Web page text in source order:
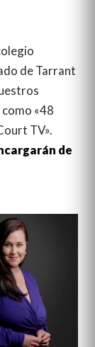
de Tarrant
«48
TV».
de